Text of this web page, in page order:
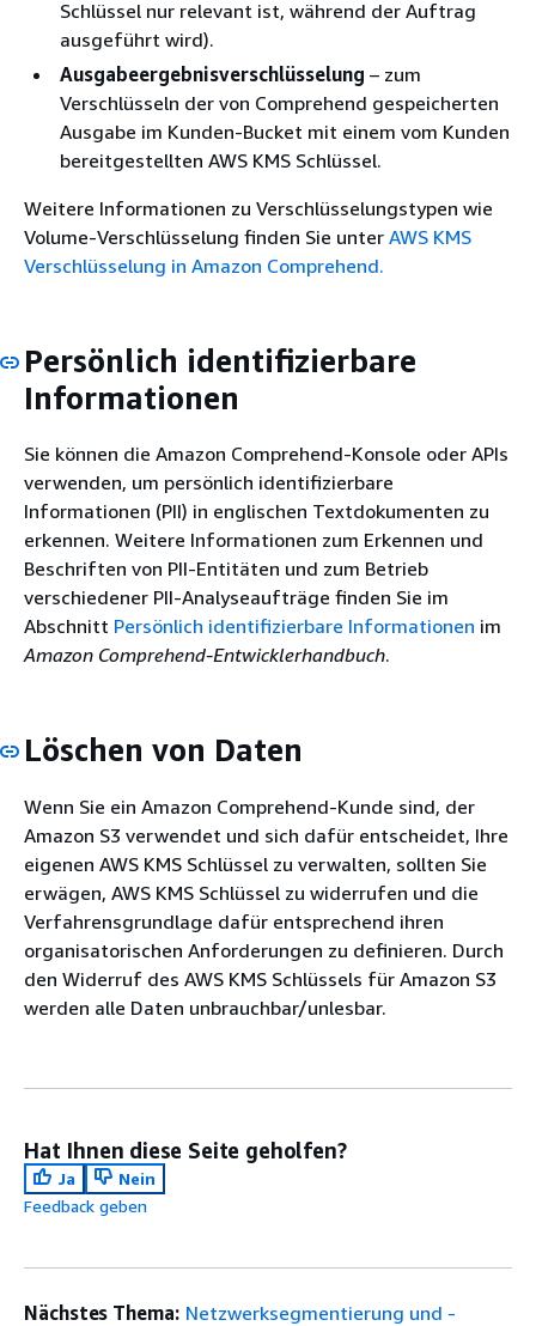
Schlüssel nur relevant ist, während der Auftrag
ausgeführt wird).
Ausgabeergebnisverschlüsselung – zum
Verschlüsseln der von Comprehend gespeicherten
Ausgabe im Kunden-Bucket mit einem vom Kunden
bereitgestellten AWS KMS Schlüssel.
Weitere Informationen zu Verschlüsselungstypen wie
Volume-Verschlüsselung finden Sie unter AWS KMS
Verschlüsselung in Amazon Comprehend.
Persönlich identifizierbare
Informationen
Sie können die Amazon Comprehend-Konsole oder APIs
verwenden, um persönlich identifizierbare
Informationen (PII) in englischen Textdokumenten zu
erkennen. Weitere Informationen zum Erkennen und
Beschriften von PII-Entitäten und zum Betrieb
verschiedener PII-Analyseaufträge finden Sie im
Abschnitt Persönlich identifizierbare Informationen im
Amazon Comprehend-Entwicklerhandbuch.
Löschen von Daten
Wenn Sie ein Amazon Comprehend-Kunde sind, der
Amazon S3 verwendet und sich dafür entscheidet, Ihre
eigenen AWS KMS Schlüssel zu verwalten, sollten Sie
erwägen, AWS KMS Schlüssel zu widerrufen und die
Verfahrensgrundlage dafür entsprechend ihren
organisatorischen Anforderungen zu definieren. Durch
den Widerruf des AWS KMS Schlüssels für Amazon S3
werden alle Daten unbrauchbar/unlesbar.
Hat Ihnen diese Seite geholfen?
Ja
Nein
Feedback geben
Nächstes Thema: Netzwerksegmentierung und -